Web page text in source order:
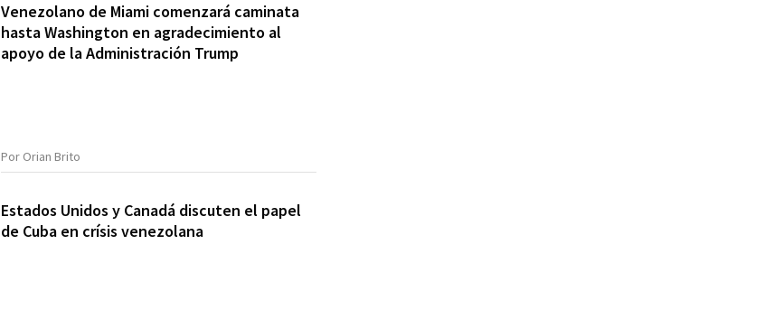
Venezolano de Miami comenzará caminata
hasta Washington en agradecimiento al
apoyo de la Administración Trump
Por Orian Brito
Estados Unidos y Canadá discuten el papel
de Cuba en crísis venezolana